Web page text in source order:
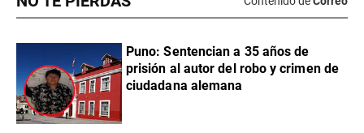
Puno: Sentencian a 35 años de
prisión al autor del robo y crimen de
ciudadana alemana